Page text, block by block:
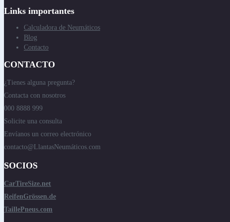
Links importantes
Calculadora de Neumáticos
Blog
Contacto
CONTACTO
¿Tienes alguna pregunta?
Contacta con nosotros
000 8888 999
Solicite una consulta
Envíanos un correo electrónico
contacto@LlantasNeumáticos.com
SOCIOS
CarTireSize.net
ReifenGrössen.de
TaillePneus.com